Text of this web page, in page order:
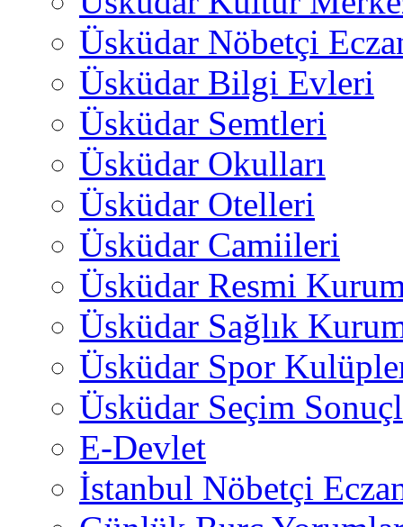
Üsküdar Nöbetçi
Üsküdar Bilgi Evleri
Üsküdar Semtleri
Üsküdar Okulları
Üsküdar Otelleri
Üsküdar Camiileri
Üsküdar Resmi
Üsküdar Sağlık
Üsküdar Spor
Üsküdar Seçim
E-Devlet
İstanbul Nöbetçi